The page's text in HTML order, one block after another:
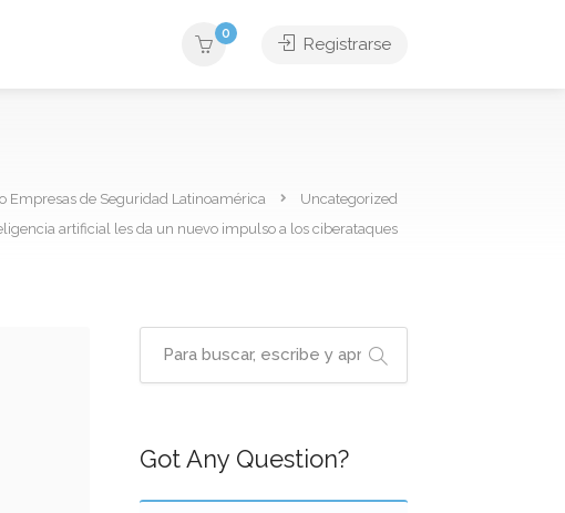
0
Registrarse
Empresas de Seguridad Latinoamérica
Uncategorized
artificial les da un nuevo impulso a los ciberataques
Got Any Question?